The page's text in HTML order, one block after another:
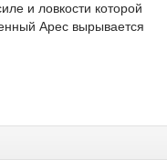
и ловкости которой
Арес вырывается